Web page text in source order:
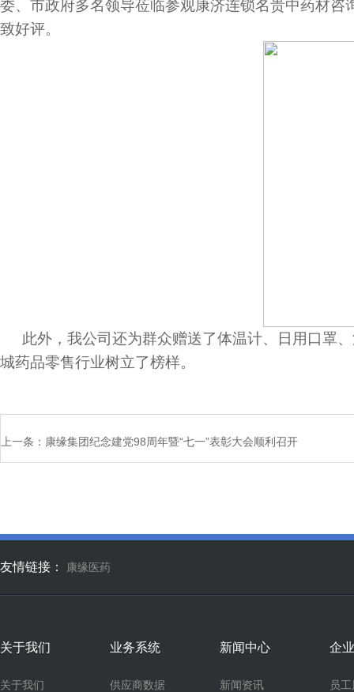
委、市政府多名领导莅临参观康济连锁名贵中药材
致好评。
此外，我公司还为群众赠送了体温计、日用口罩
城药品零售行业树立了榜样。
上一条： 康缘集团纪念建党98周年暨“七一”表彰大会顺利召开
友情链接： 康缘医药
关于我们
关于我们
业务系统
供应商数据
新闻中心
新闻资讯
企
员